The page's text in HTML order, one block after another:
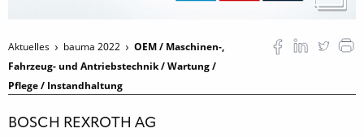
Aktuelles bauma 2022
OEM / Maschinen-,
Fahrzeug- und Antriebstechnik / Wartung /
Pflege / Instandhaltung
BOSCH REXROTH AG